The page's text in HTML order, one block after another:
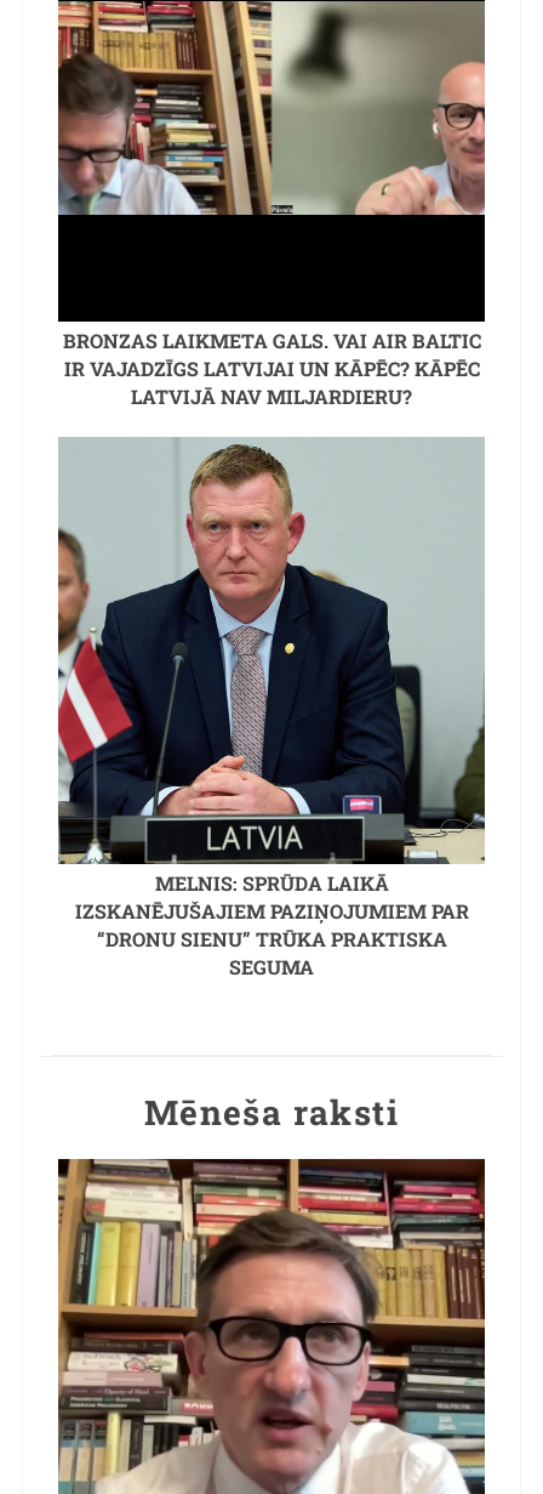
BRONZAS LAIKMETA GALS. VAI AIR BALTIC
IR VAJADZĪGS LATVIJAI UN KĀPĒC? KĀPĒC
LATVIJĀ NAV MILJARDIERU?
MELNIS: SPRŪDA LAIKĀ
IZSKANĒJUŠAJIEM PAZIŅOJUMIEM PAR
“DRONU SIENU” TRŪKA PRAKTISKA
SEGUMA
Mēneša raksti